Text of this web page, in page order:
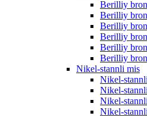
Berilliy
Berilliy
Berilliy
Berilliy
Berilliy
Berilliy
Nikel-stannli mis
Nikel-
Nikel-
Nikel-
Nikel-